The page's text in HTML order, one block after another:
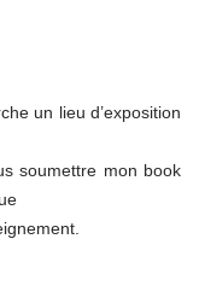
un lieu d’exposition
soumettre mon book